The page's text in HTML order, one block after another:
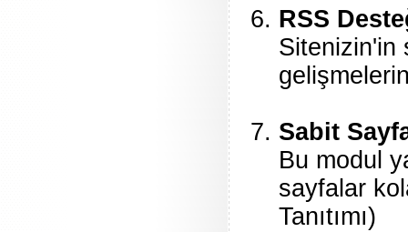
RSS
Sitenizin'in
Sabit
Bu modul
sayfalar
Tanıtımı)